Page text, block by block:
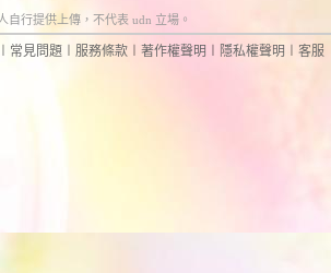
自行提供上傳，不代表 udn 立場。
常見問題 服務條款 著作權聲明 隱私權聲明 客服